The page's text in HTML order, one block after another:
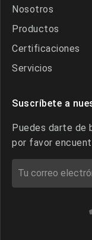
Nosotros
Productos
Certificaciones
Servicios
Suscríbete a
Puedes darte de
por favor